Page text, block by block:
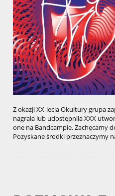
Z okazji XX-lecia Okultury grupa
nagrała lub udostępniła XXX
one na Bandcampie. Zachęcamy
Pozyskane środki przeznaczymy